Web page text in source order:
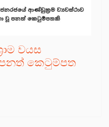
වයස
පනත් කෙටුම්පත